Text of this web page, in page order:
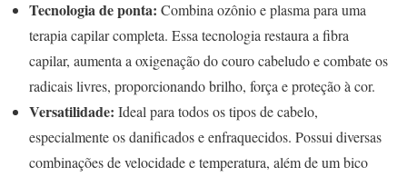
Tecnologia de ponta: Combina ozônio e plasma para uma
terapia capilar completa. Essa tecnologia restaura a fibra
capilar, aumenta a oxigenação do couro cabeludo e combate os
radicais livres, proporcionando brilho, força e proteção à cor.
Versatilidade: Ideal para todos os tipos de cabelo,
especialmente os danificados e enfraquecidos. Possui diversas
combinações de velocidade e temperatura, além de um bico